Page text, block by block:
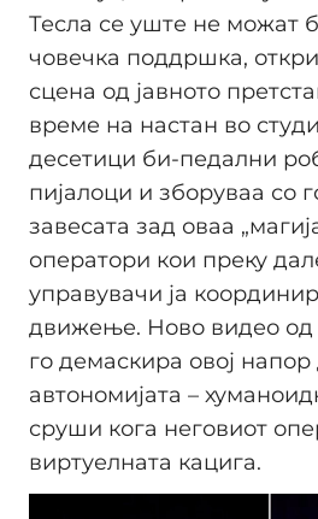
Тесла се уште не можат
човечка поддршка,
сценa од јавното
време на настан во
десетици би-педални
пијалоци и зборуваа со
завесата зад оваа
оператори кои преку
управувачи ја
движење. Ново видео од
го демаскира овој
автономијата –
сруши кога неговиот
виртуелната кацига.